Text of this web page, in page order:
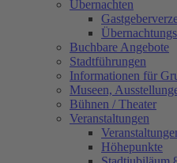
Übernachten
Buchbare Angebote
Stadtführungen
Informationen für
Museen,
Bühnen / Theater
Veranstaltungen
Höhepunkte